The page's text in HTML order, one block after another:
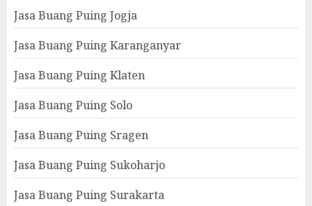
Jasa Buang Puing Jogja
Jasa Buang Puing Karanganyar
Jasa Buang Puing Klaten
Jasa Buang Puing Solo
Jasa Buang Puing Sragen
Jasa Buang Puing Sukoharjo
Jasa Buang Puing Surakarta